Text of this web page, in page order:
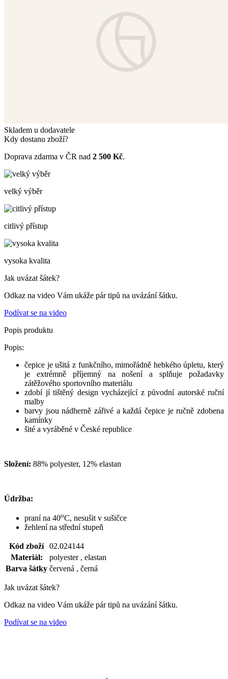
Skladem u dodavatele
Kdy dostanu zboží?
Doprava zdarma v ČR nad 2 500 Kč.
velký výběr
citlivý přístup
vysoka kvalita
Jak uvázat šátek?
Odkaz na video Vám ukáže pár tipů na uvázání šátku.
Podívat se na video
Popis produktu
Popis:
čepice je ušitá z funkčního, mimořádně hebkého úpletu, který
je extrémně příjemný na nošení a splňuje požadavky
zátěžového sportovního materiálu
zdobí jí tištěný design vycházející z původní autorské ruční
malby
barvy jsou nádherně zářivé a každá čepice je ručně zdobena
kamínky
šité a vyráběné v České republice
Složení: 88% polyester, 12% elastan
Údržba:
praní na 40oC, nesušit v sušičce
žehlení na střední stupeň
Kód zboží
02.024144
Materiál:
polyester , elastan
Barva šátky červená , černá
Jak uvázat šátek?
Odkaz na video Vám ukáže pár tipů na uvázání šátku.
Podívat se na video